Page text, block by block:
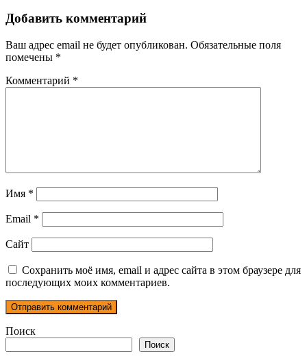
Добавить комментарий
Ваш адрес email не будет опубликован. Обязательные поля
помечены *
Комментарий *
Имя *
Email *
Сайт
Сохранить моё имя, email и адрес сайта в этом браузере для
последующих моих комментариев.
Поиск
Поиск